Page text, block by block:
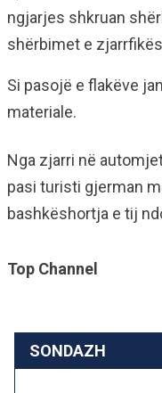
ngjarjes shkruan
shërbimet e
Si pasojë e flakëve
materiale.
Nga zjarri në
pasi turisti gjerman
bashkëshortja e tij
Top Channel
SONDAZH